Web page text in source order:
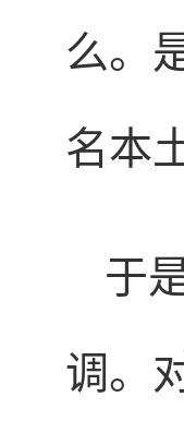
么。
名本
于
调。